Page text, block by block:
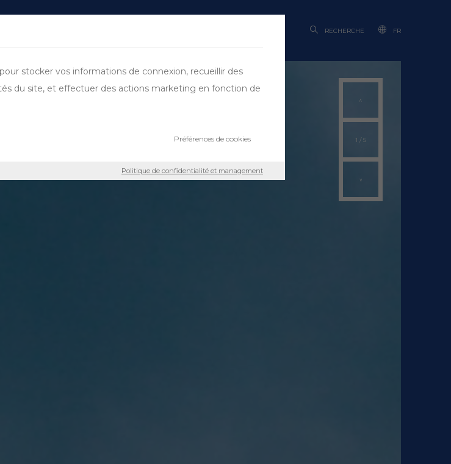
FR
RECHERCHE
1 /5
stocker vos informations de connexion, recueillir des
du site, et effectuer des actions marketing en fonction de
Préférences de cookies
Politique de confidentialité et management